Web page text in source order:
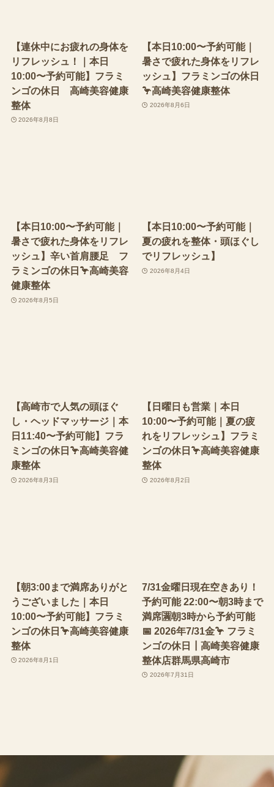
【連休中にお疲れの身体を
リフレッシュ！｜本日
10:00〜予約可能】フラミ
ンゴの休日 高崎美容健康
整体
2026年8月8日
【本日10:00〜予約可能｜
暑さで疲れた身体をリフレ
ッシュ】フラミンゴの休日
🦩高崎美容健康整体
2026年8月6日
【本日10:00〜予約可能｜
暑さで疲れた身体をリフレ
ッシュ】辛い首肩腰足 フ
ラミンゴの休日🦩高崎美容
健康整体
2026年8月5日
【本日10:00〜予約可能｜
夏の疲れを整体・頭ほぐし
でリフレッシュ】
2026年8月4日
【高崎市で人気の頭ほぐ
し・ヘッドマッサージ｜本
日11:40〜予約可能】フラ
ミンゴの休日🦩高崎美容健
康整体
2026年8月3日
【日曜日も営業｜本日
10:00〜予約可能｜夏の疲
れをリフレッシュ】フラミ
ンゴの休日🦩高崎美容健康
整体
2026年8月2日
【朝3:00まで満席ありがと
うございました｜本日
10:00〜予約可能】フラミ
ンゴの休日🦩高崎美容健康
整体
2026年8月1日
7/31金曜日現在空きあり！
予約可能 22:00〜朝3時まで
満席🈵朝3時から予約可能
📅 2026年7/31金🦩 フラミ
ンゴの休日┃高崎美容健康
整体店群馬県高崎市
2026年7月31日